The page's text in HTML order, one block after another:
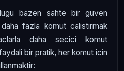
bazen sahte bir guven
fazla komut calistirmak
daha secici komut
bir pratik, her komut icin